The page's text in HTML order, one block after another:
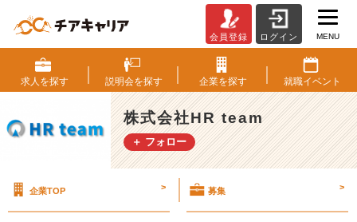
内
運
動
会
★
綱
【株
会員登録 ログイン MENU
求人を探す 説明会を探す 企業を探す 就職イベント
株式会社HR team
＋ フォロー
企業TOP > 募集 >